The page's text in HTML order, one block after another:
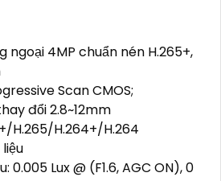
ngoại 4MP chuẩn nén H.265+,
Scan CMOS;
đổi 2.8~12mm
H.265/H.264+/H.264
0.005 Lux @ (F1.6, AGC ON), 0